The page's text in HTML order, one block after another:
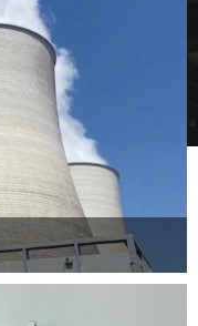
温湿度检定箱+精密露点仪+高精度数字温度计定箱
检定装置